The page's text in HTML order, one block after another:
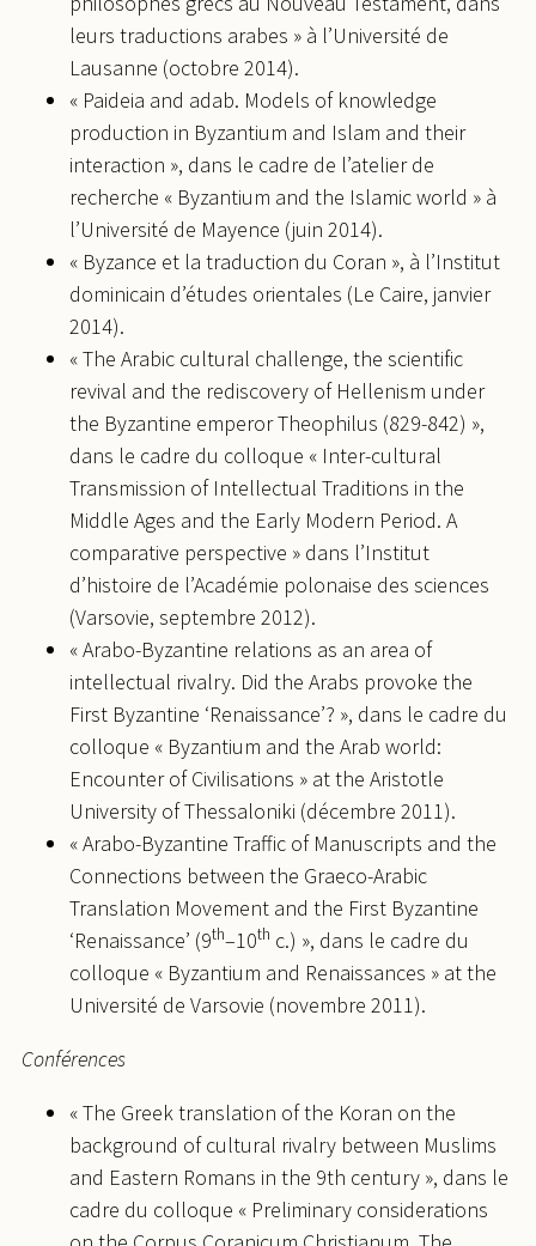
leurs traductions arabes » à l’Université de
Lausanne (octobre 2014).
« Paideia and adab. Models of knowledge
production in Byzantium and Islam and their
interaction », dans le cadre de l’atelier de
recherche « Byzantium and the Islamic world » à
l’Université de Mayence (juin 2014).
« Byzance et la traduction du Coran », à l’Institut
dominicain d’études orientales (Le Caire, janvier
2014).
« The Arabic cultural challenge, the scientific
revival and the rediscovery of Hellenism under
the Byzantine emperor Theophilus (829-842) »,
dans le cadre du colloque « Inter-cultural
Transmission of Intellectual Traditions in the
Middle Ages and the Early Modern Period. A
comparative perspective » dans l’Institut
d’histoire de l’Académie polonaise des sciences
(Varsovie, septembre 2012).
« Arabo-Byzantine relations as an area of
intellectual rivalry. Did the Arabs provoke the
First Byzantine ‘Renaissance’? », dans le cadre du
colloque « Byzantium and the Arab world:
Encounter of Civilisations » at the Aristotle
University of Thessaloniki (décembre 2011).
« Arabo-Byzantine Traffic of Manuscripts and the
Connections between the Graeco-Arabic
Translation Movement and the First Byzantine
‘Renaissance’ (9th–10th c.) », dans le cadre du
colloque « Byzantium and Renaissances » at the
Université de Varsovie (novembre 2011).
Conférences
« The Greek translation of the Koran on the
background of cultural rivalry between Muslims
and Eastern Romans in the 9th century », dans le
cadre du colloque « Preliminary considerations